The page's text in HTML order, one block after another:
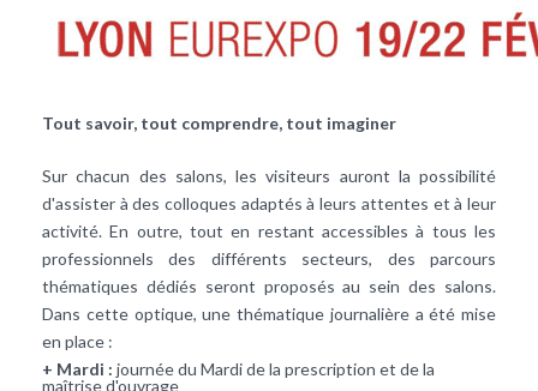
Tout savoir, tout comprendre, tout imaginer
Sur chacun des salons, les visiteurs auront la possibilité
d'assister à des colloques adaptés à leurs attentes et à leur
activité. En outre, tout en restant accessibles à tous les
professionnels des différents secteurs, des parcours
thématiques dédiés seront proposés au sein des salons.
Dans cette optique, une thématique journalière a été mise
en place :
+ Mardi : journée du Mardi de la prescription et de la
maîtrise d'ouvrage